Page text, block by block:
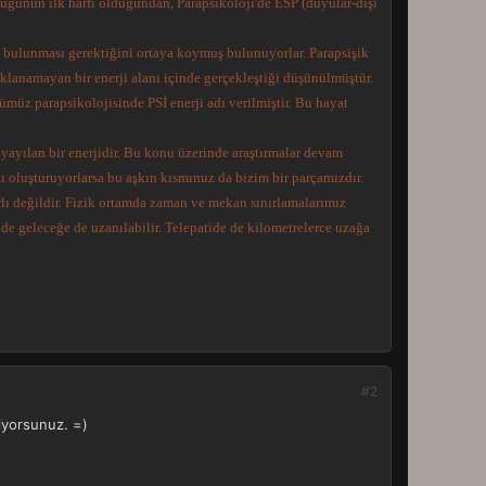
gerektiğini ortaya koymuş bulunuyorlar. Parapsişik
bir enerji alanı içinde gerçekleştiği düşünülmüştür.
parapsikolojisinde PSİ enerji adı verilmiştir. Bu hayat
bir enerjidir. Bu konu üzerinde araştırmalar devam
bu aşkın kısmımız da bizim bir parçamızdır.
değildir. Fizik ortamda zaman ve mekan sınırlamalarımız
geleceğe de uzanılabilir. Telepatide de kilometrelerce uzağa
#2
=)